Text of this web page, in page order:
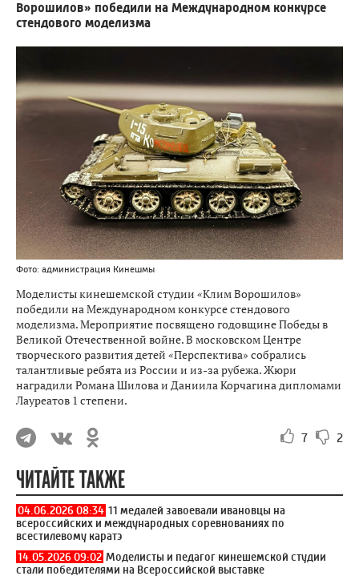
Ворошилов» победили на Международном конкурсе
стендового моделизма
Фото: администрация Кинешмы
Моделисты кинешемской студии «Клим Ворошилов»
победили на Международном конкурсе стендового
моделизма. Мероприятие посвящено годовщине Победы в
Великой Отечественной войне. В московском Центре
творческого развития детей «Перспектива» собрались
талантливые ребята из России и из-за рубежа. Жюри
наградили Романа Шилова и Даниила Корчагина дипломами
Лауреатов 1 степени.
7 2
ЧИТАЙТЕ ТАКЖЕ
04.06.2026 08:34 11 медалей завоевали ивановцы на
всероссийских и международных соревнованиях по
всестилевому каратэ
14.05.2026 09:02 Моделисты и педагог кинешемской студии
стали победителями на Всероссийской выставке